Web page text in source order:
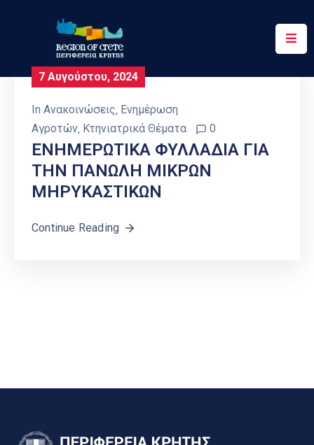
Περιφέρεια
Έργα
Δράσεις
Ψηφιακές
7 Αυγούστου, 2024
In Ανακοινώσεις‚ Ενημέρωση
Αγροτών‚ Κτηνιατρικά Θέματα 0
ΕΝΗΜΕΡΩΤΙΚΑ ΦΥΛΛΑΔΙΑ ΓΙΑ
ΤΗΝ ΠΑΝΩΛΗ ΜΙΚΡΩΝ
ΜΗΡΥΚΑΣΤΙΚΩΝ
Continue Reading